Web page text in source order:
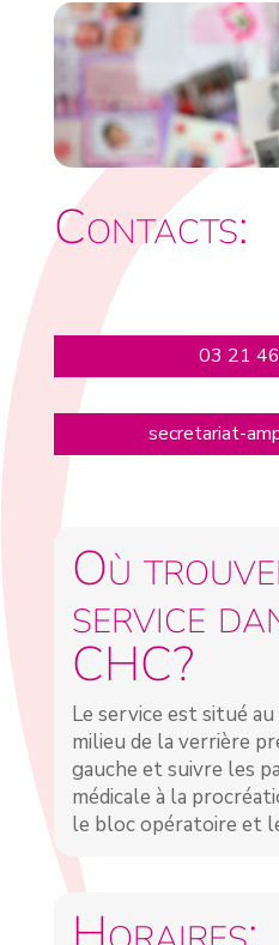
Contacts:
03 21
secretariat-
Où
service
CHC?
Le service est situé au
milieu de la verrière
gauche et suivre les
médicale à la
le bloc opératoire et